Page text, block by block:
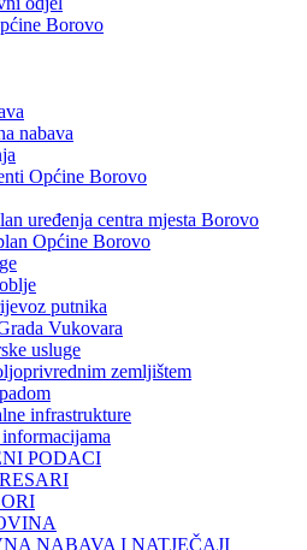
Borovo
nabava
Općine Borovo
uređenja centra mjesta Borovo
Općine Borovo
putnika
Vukovara
usluge
zemljištem
infrastrukture
PODACI
NABAVA I NATJEČAJI